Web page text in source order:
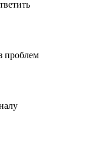
проблем